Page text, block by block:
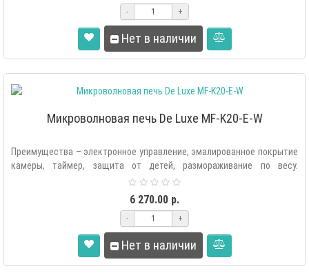
- +
Нет в наличии
Микроволновая печь De Luxe MF-K20-E-W
Преимущества – электронное управление, эмалированное покрытие
камеры, таймер, защита от детей, размораживание по весу.
6 270.00 р.
- +
Нет в наличии